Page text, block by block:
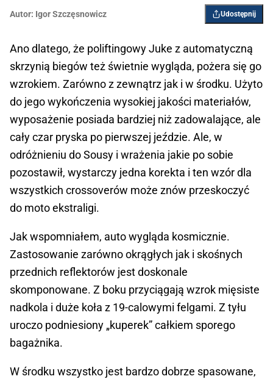
Autor: Igor ­Szczęsnowicz Udostępnij
Ano dlatego, że poliftingowy Juke z automatyczną
skrzynią biegów też świetnie wygląda, pożera się go
wzrokiem. Zarówno z zewnątrz jak i w środku. Użyto
do jego wykończenia wysokiej jakości materiałów,
wyposażenie posiada bardziej niż zadowalające, ale
cały czar pryska po pierwszej jeździe. Ale, w
odróżnieniu do Sousy i wrażenia jakie po sobie
pozostawił, wystarczy jedna korekta i ten wzór dla
wszystkich crossoverów może znów przeskoczyć
do moto ekstraligi.
Jak wspomniałem, auto wygląda kosmicznie.
Zastosowanie zarówno okrągłych jak i skośnych
przednich reflektorów jest doskonale
skomponowane. Z boku przyciągają wzrok mięsiste
nadkola i duże koła z 19-calowymi felgami. Z tyłu
uroczo podniesiony „kuperek” całkiem sporego
bagażnika.
W środku wszystko jest bardzo dobrze spasowane,